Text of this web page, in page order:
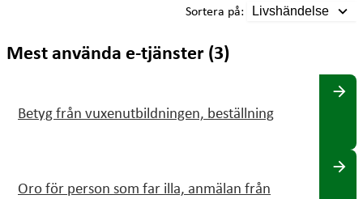
Sortera på: Livshändelse expand_more
Mest använda e-tjänster (3)
Betyg från vuxenutbildningen, beställning
arrow_forward
Oro för person som far illa, anmälan från
arrow_forward